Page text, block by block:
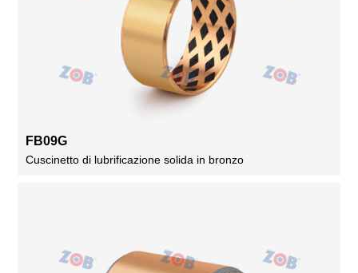
FB09G
Cuscinetto di lubrificazione solida in bronzo